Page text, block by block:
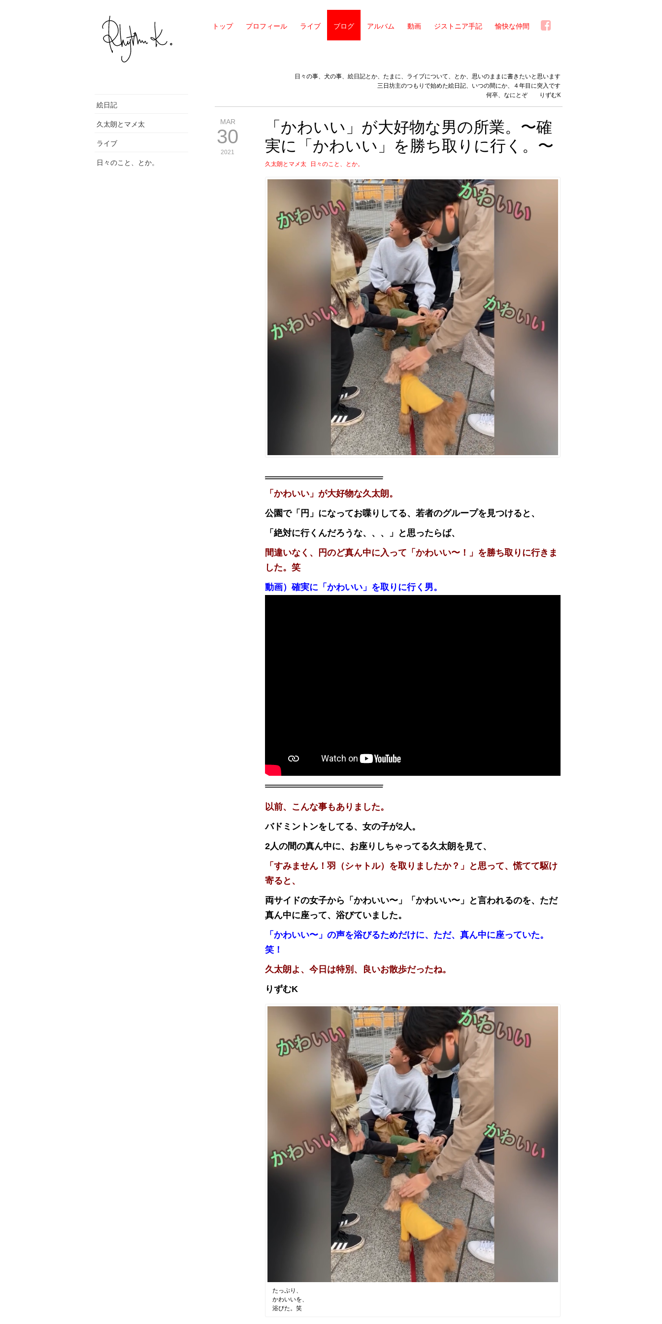
トップ プロフィール ライブ ブログ アルバム 動画 ジストニア手記 愉快な仲間
絵日記
久太朗とマメ太
ライブ
日々のこと、とか。
日々の事、犬の事、絵日記とか、たまに、ライブについて、とか、思いのままに書きたいと思います
三日坊主のつもりで始めた絵日記、いつの間にか、４年目に突入です
何卒、なにとぞ りずむK
MAR
30
2021
「かわいい」が大好物な男の所業。〜確
実に「かわいい」を勝ち取りに行く。〜
久太朗とマメ太 日々のこと、とか。
「かわいい」が大好物な久太朗。
公園で「円」になってお喋りしてる、若者のグループを見つけると、
「絶対に行くんだろうな、、、」と思ったらば、
間違いなく、円のど真ん中に入って「かわいい〜！」を勝ち取りに行きま
した。笑
動画）確実に「かわいい」を取りに行く男。
以前、こんな事もありました。
バドミントンをしてる、女の子が2人。
2人の間の真ん中に、お座りしちゃってる久太朗を見て、
「すみません！羽（シャトル）を取りましたか？」と思って、慌てて駆け
寄ると、
両サイドの女子から「かわいい〜」「かわいい〜」と言われるのを、ただ
真ん中に座って、浴びていました。
「かわいい〜」の声を浴びるためだけに、ただ、真ん中に座っていた。
笑！
久太朗よ、今日は特別、良いお散歩だったね。
りずむK
たっぷり、
かわいいを、
浴びた。笑